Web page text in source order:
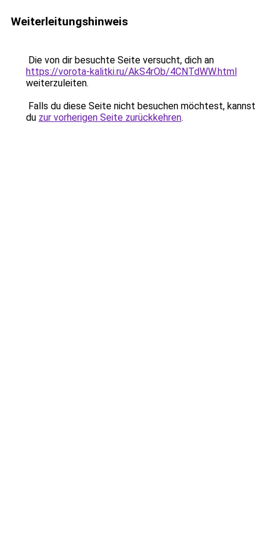
Weiterleitungshinweis
Die von dir besuchte Seite versucht, dich an
https://vorota-kalitki.ru/AkS4rOb/4CNTdWW.html
weiterzuleiten.
Falls du diese Seite nicht besuchen möchtest, kannst
du zur vorherigen Seite zurückkehren.